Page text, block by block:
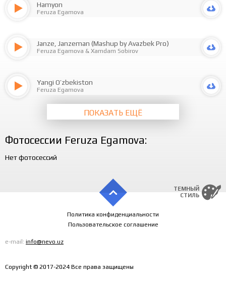
Hamyon
Feruza Egamova
Janze, Janzeman (Mashup by Avazbek Pro)
Feruza Egamova & Xamdam Sobirov
Yangi O’zbekiston
Feruza Egamova
ПОКАЗАТЬ ЕЩЁ
Фотосессии Feruza Egamova:
Нет фотосессий
ТЕМНЫЙ
СТИЛЬ
Политика конфиденциальности
Пользовательское соглашение
e-mail: info@nevo.uz
Copyright © 2017-2024 Все права защищены